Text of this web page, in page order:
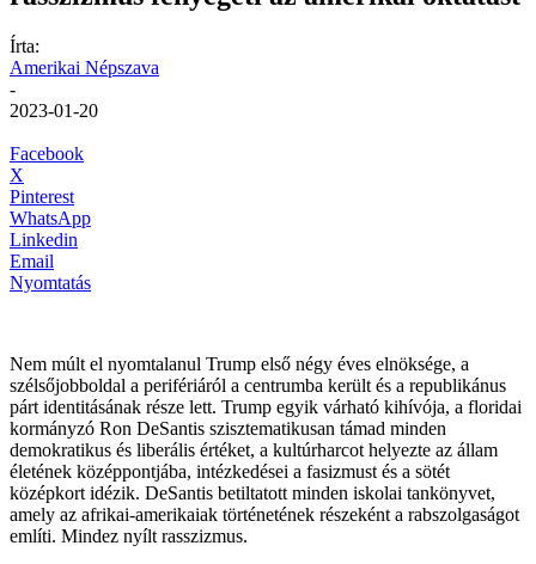
Írta:
Amerikai Népszava
-
2023-01-20
Facebook
X
Pinterest
WhatsApp
Linkedin
Email
Nyomtatás
Nem múlt el nyomtalanul Trump első négy éves elnöksége, a
szélsőjobboldal a perifériáról a centrumba került és a republikánus
párt identitásának része lett. Trump egyik várható kihívója, a floridai
kormányzó Ron DeSantis szisztematikusan támad minden
demokratikus és liberális értéket, a kultúrharcot helyezte az állam
életének középpontjába, intézkedései a fasizmust és a sötét
középkort idézik. DeSantis betiltatott minden iskolai tankönyvet,
amely az afrikai-amerikaiak történetének részeként a rabszolgaságot
említi. Mindez nyílt rasszizmus.